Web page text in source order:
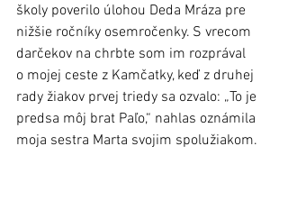
školy poverilo úlohou Deda Mráza pre
nižšie ročníky osemročenky. S vrecom
darčekov na chrbte som im rozprával
o mojej ceste z Kamčatky, keď z druhej
rady žiakov prvej triedy sa ozvalo: „To je
predsa môj brat Paľo,“ nahlas oznámila
moja sestra Marta svojim spolužiakom.